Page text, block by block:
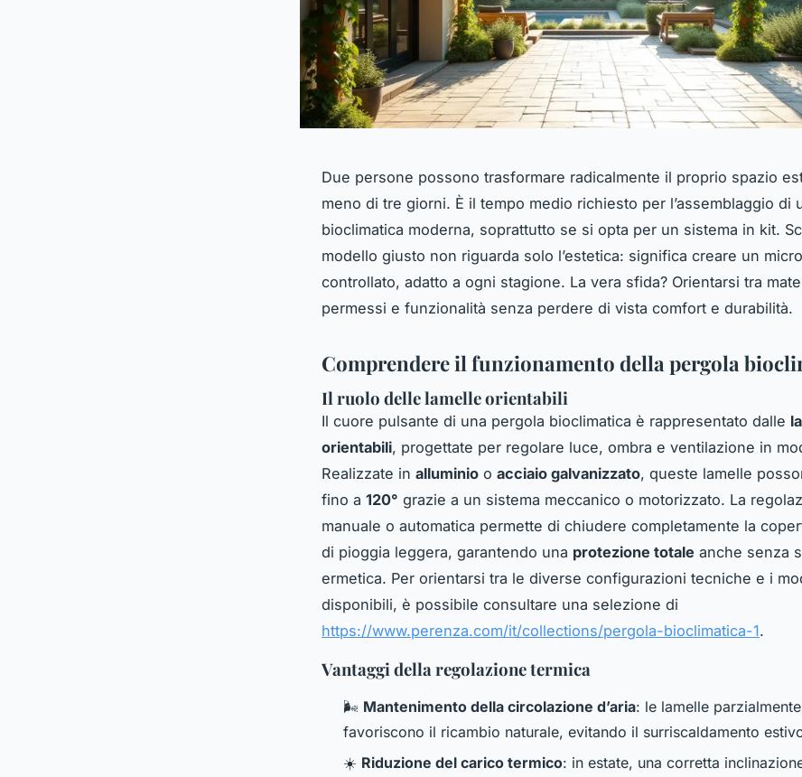
Due persone possono trasformare radicalmente il proprio spazio
meno di tre giorni. È il tempo medio richiesto per l’assemblaggio di
bioclimatica moderna, soprattutto se si opta per un sistema in kit.
modello giusto non riguarda solo l’estetica: significa creare un
controllato, adatto a ogni stagione. La vera sfida? Orientarsi tra
permessi e funzionalità senza perdere di vista comfort e durabilità.
Comprendere il funzionamento della pergola
Il ruolo delle lamelle orientabili
Il cuore pulsante di una pergola bioclimatica è rappresentato dalle
orientabili, progettate per regolare luce, ombra e ventilazione in
Realizzate in alluminio o acciaio galvanizzato, queste lamelle
fino a 120° grazie a un sistema meccanico o motorizzato. La
manuale o automatica permette di chiudere completamente la
di pioggia leggera, garantendo una protezione totale anche senza
ermetica. Per orientarsi tra le diverse configurazioni tecniche e i
disponibili, è possibile consultare una selezione di
https://www.perenza.com/it/collections/pergola-bioclimatica-1.
Vantaggi della regolazione termica
🌬️ Mantenimento della circolazione d’aria: le lamelle
favoriscono il ricambio naturale, evitando il surriscaldamento
☀️ Riduzione del carico termico: in estate, una corretta